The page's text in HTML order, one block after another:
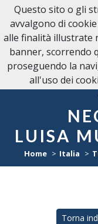
LUISA
Home Italia
Torna
Questo sito o gli
avvalgono di
alle finalità illustrate
banner, scorrendo
proseguendo la
all'uso dei